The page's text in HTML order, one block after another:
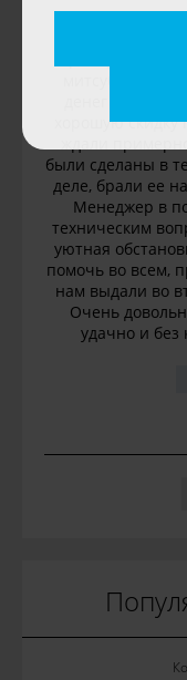
хорошую скидку
были сделаны в
деле, брали ее
Менеджер в
техническим
уютная
помочь во всем,
нам выдали во
Очень
удачно и без